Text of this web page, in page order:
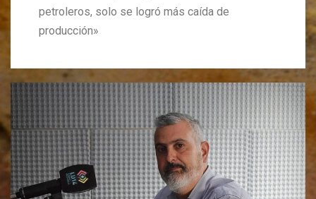
petroleros, solo se logró más caída de
producción»